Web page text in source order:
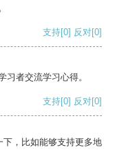
支持[0] 反对[0]
者交流学习心得。
支持[0] 反对[0]
，比如能够支持更多地